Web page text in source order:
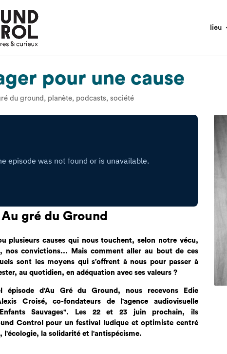
lieu
pour une cause
du ground, planète, podcasts,société
gré du Ground
plusieurs causes qui nous touchent, selon notre vécu,
nos convictions... Mais comment aller au bout de ces
sont les moyens qui s’offrent à nous pour passer à
au quotidien, en adéquation avec ses valeurs ?
épisode d'Au Gré du Ground, nous recevons Edie
Croisé, co-fondateurs de l'agence audiovisuelle
Sauvages". Les 22 et 23 juin prochain, ils
Control pour un festival ludique et optimiste centré
l'écologie, la solidarité et l'antispécisme.